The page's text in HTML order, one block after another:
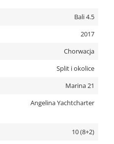
Bali 4.5
2017
Chorwacja
Split i okolice
Marina 21
Angelina Yachtcharter
10 (8+2)